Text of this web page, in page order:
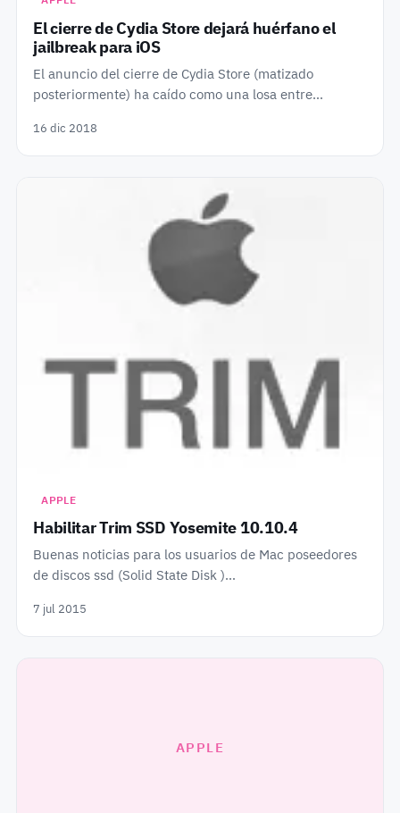
El cierre de Cydia Store dejará huérfano el
jailbreak para iOS
El anuncio del cierre de Cydia Store (matizado
posteriormente) ha caído como una losa entre…
16 dic 2018
APPLE
Habilitar Trim SSD Yosemite 10.10.4
Buenas noticias para los usuarios de Mac poseedores
de discos ssd (Solid State Disk )…
7 jul 2015
APPLE